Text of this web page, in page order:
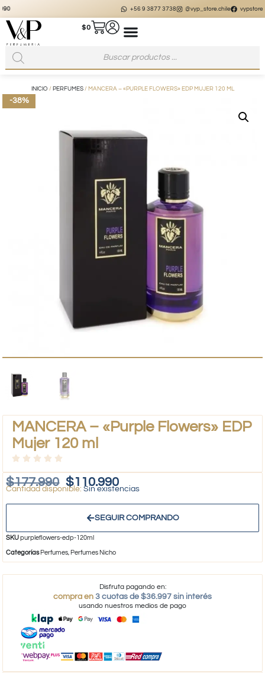
@vyp_store.chile vypstore.cl
$0
INICIO / PERFUMES/ MANCERA – «PURPLE FLOWERS» EDP MUJER 120 ML
-38%
MANCERA – «Purple Flowers» EDP
Mujer 120 ml
$177.990 $110.990
Sin existencias
SEGUIR COMPRANDO
SKUpurpleflowers-edp-120ml
Categorías Perfumes, Perfumes Nicho
Disfruta pagando en:
compra en 3 cuotas de $36.997 sin interés
usando nuestros medios de pago